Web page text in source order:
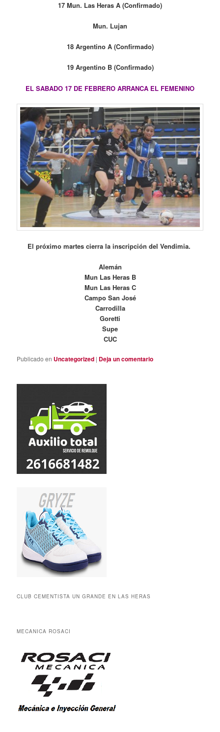
17 Mun. Las Heras A (Confirmado)
Mun. Lujan
18 Argentino A (Confirmado)
19 Argentino B (Confirmado)
EL SABADO 17 DE FEBRERO ARRANCA EL FEMENINO
El próximo martes cierra la inscripción del Vendimia.
Alemán
Mun Las Heras B
Mun Las Heras C
Campo San José
Carrodilla
Goretti
Supe
CUC
Publicado en Uncategorized | Deja un comentario
CLUB CEMENTISTA UN GRANDE EN LAS HERAS
MECANICA ROSACI